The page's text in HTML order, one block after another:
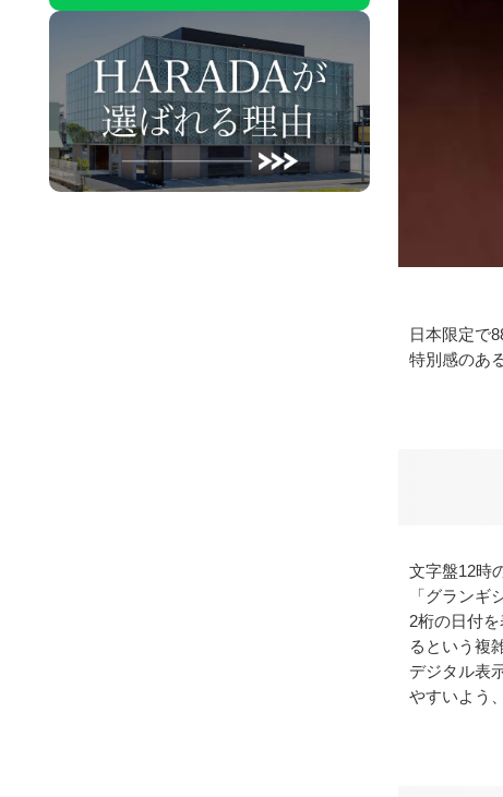
日本限定で
特別感のあ
文字盤12時
「グランギ
2桁の日付
るという複
デジタル表
やすいよう